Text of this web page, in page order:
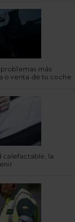
problemas más
o venta de tu coche
calefactable, la